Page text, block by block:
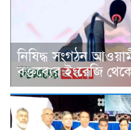
নিষিদ্ধ সংগঠন
বক্তব্যের ইংরেজি